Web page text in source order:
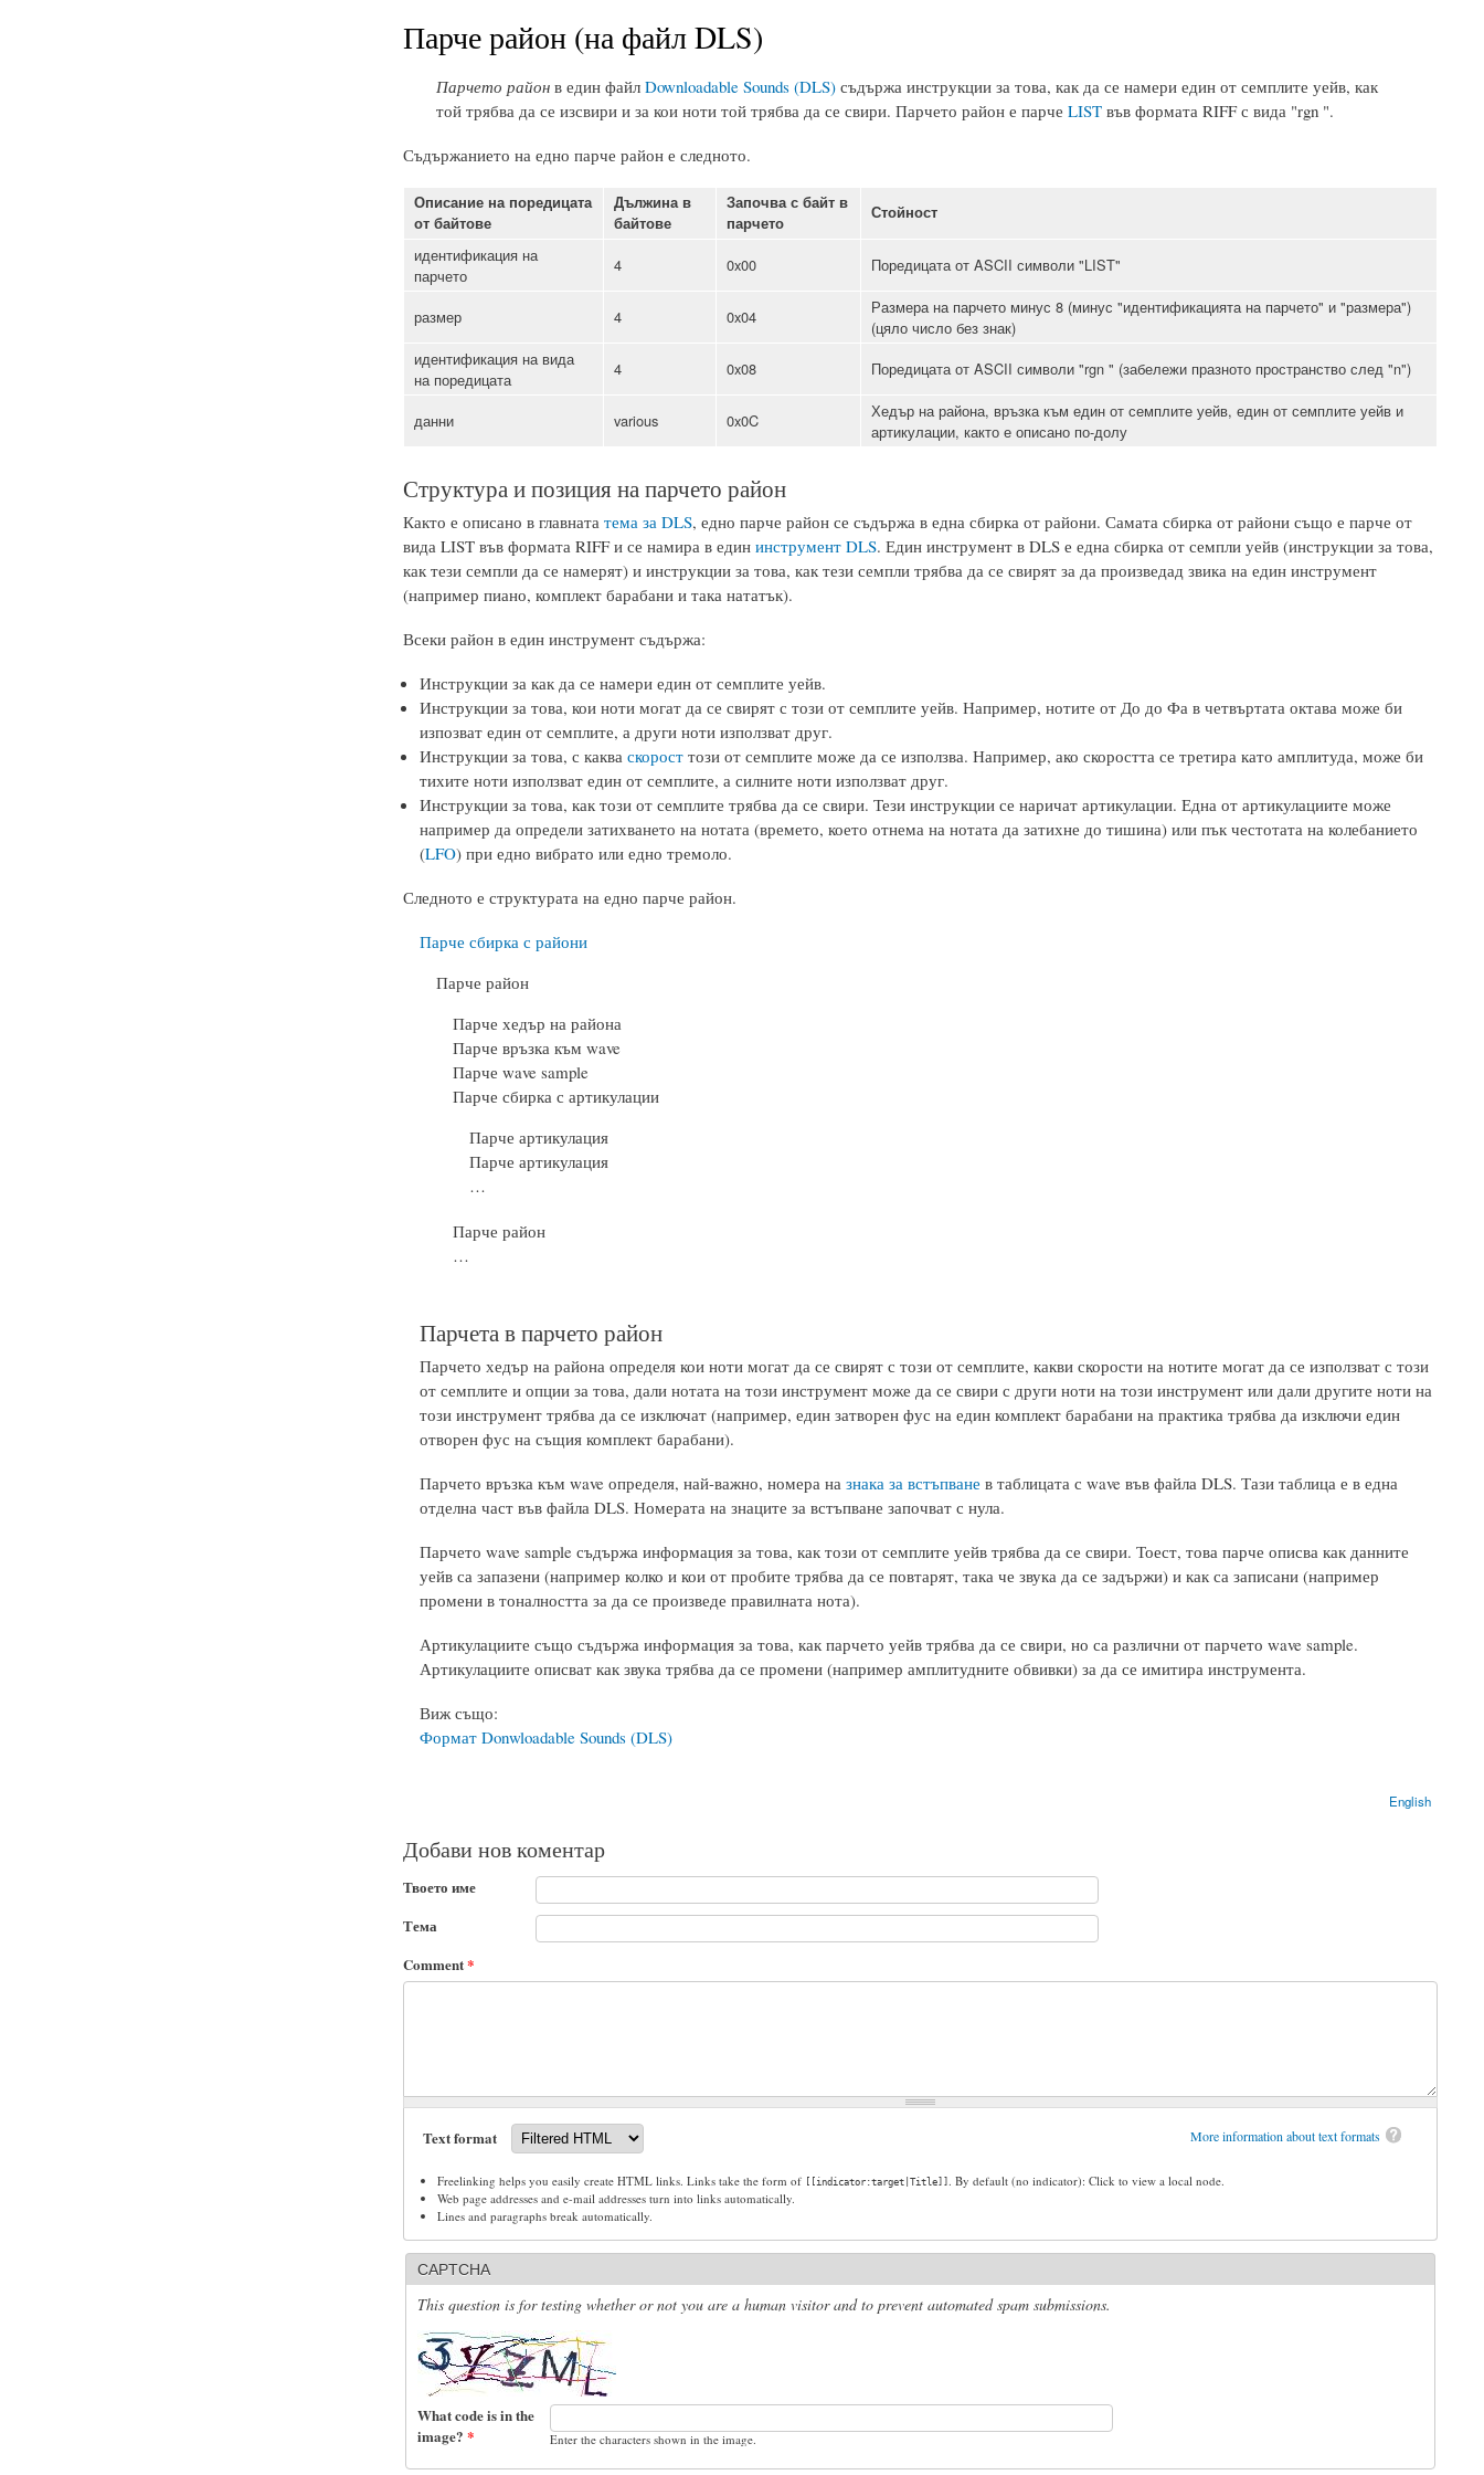
Парче район (на файл DLS)
Парчето районв един файл Downloadable Sounds (DLS)съдържа инструкции за това, как да се намери един от семплите уейв, как
той трябва да се изсвири и за кои ноти той трябва да се свири. Парчето район е парче LISTвъв формата RIFF с вида "rgn ".
Съдържанието на едно парче район е следното.
Описание на поредицата
от байтове
Дължина в
байтове
Започва с байт в
парчето
Стойност
идентификация на
парчето
4 0x00 Поредицата от ASCII символи "LIST"
размер 4 0x04
Размера на парчето минус 8 (минус "идентификацията на парчето" и "размера")
(цяло число без знак)
идентификация на вида
на поредицата
4 0x08 Поредицата от ASCII символи "rgn " (забележи празното пространство след "n")
данни various 0x0C
Хедър на района, връзка към един от семплите уейв, един от семплите уейв и
артикулации, както е описано по-долу
Структура и позиция на парчето район
Както е описано в главната тема за DLS, едно парче район се съдържа в една сбирка от райони. Самата сбирка от райони също е парче от
вида LIST във формата RIFF и се намира в един инструмент DLS. Един инструмент в DLS е една сбирка от семпли уейв (инструкции за това,
как тези семпли да се намерят) и инструкции за това, как тези семпли трябва да се свирят за да произведад звика на един инструмент
(например пиано, комплект барабани и така нататък).
Всеки район в един инструмент съдържа:
Инструкции за как да се намери един от семплите уейв.
Инструкции за това, кои ноти могат да се свирят с този от семплите уейв. Например, нотите от До до Фа в четвъртата октава може би
изпозват един от семплите, а други ноти използват друг.
Инструкции за това, с каква скоросттози от семплите може да се използва. Например, ако скоростта се третира като амплитуда, може би
тихите ноти използват един от семплите, а силните ноти използват друг.
Инструкции за това, как този от семплите трябва да се свири. Тези инструкции се наричат артикулации. Една от артикулациите може
например да определи затихването на нотата (времето, което отнема на нотата да затихне до тишина) или пък честотата на колебанието
(LFO) при едно вибрато или едно тремоло.
Следното е структурата на едно парче район.
Парче сбирка с райони
Парче район
Парче хедър на района
Парче връзка към wave
Парче wave sample
Парче сбирка с артикулации
Парче артикулация
Парче артикулация
…
Парче район
…
Парчета в парчето район
Парчето хедър на района определя кои ноти могат да се свирят с този от семплите, какви скорости на нотите могат да се използват с този
от семплите и опции за това, дали нотата на този инструмент може да се свири с други ноти на този инструмент или дали другите ноти на
този инструмент трябва да се изключат (например, един затворен фус на един комплект барабани на практика трябва да изключи един
отворен фус на същия комплект барабани).
Парчето връзка към wave определя, най-важно, номера на знака за встъпване в таблицата с wave във файла DLS. Тази таблица е в една
отделна част във файла DLS. Номерата на знаците за встъпване започват с нула.
Парчето wave sample съдържа информация за това, как този от семплите уейв трябва да се свири. Тоест, това парче описва как данните
уейв са запазени (например колко и кои от пробите трябва да се повтарят, така че звука да се задържи) и как са записани (например
промени в тоналността за да се произведе правилната нота).
Артикулациите също съдържа информация за това, как парчето уейв трябва да се свири, но са различни от парчето wave sample.
Артикулациите описват как звука трябва да се промени (например амплитудните обвивки) за да се имитира инструмента.
Виж също:
Формат Donwloadable Sounds (DLS)
English
Добави нов коментар
Твоето име
Тема
Comment*
More information about text formats
Text format
Freelinking helps you easily create HTML links. Links take the form of [[indicator:target|Title]]
. By default (no indicator): Click to view a local node.
Web page addresses and e-mail addresses turn into links automatically.
Lines and paragraphs break automatically.
CAPTCHA
This question is for testing whether or not you are a human visitor and to prevent automated spam submissions.
What code is in the
image? * Enter the characters shown in the image.